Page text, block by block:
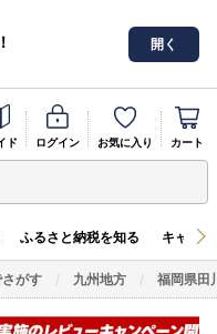
開く
ド ログイン お気に入り カート
ふるさと納税を知る キャン
がす 九州地方 福岡県田